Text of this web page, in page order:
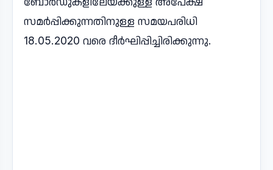
സമര്‍പ്പിക്കുന്നതിനുള്ള സമയപരിധി
18.05.2020 വരെ ദീര്‍ഘിപ്പിച്ചിരിക്കുന്നു.